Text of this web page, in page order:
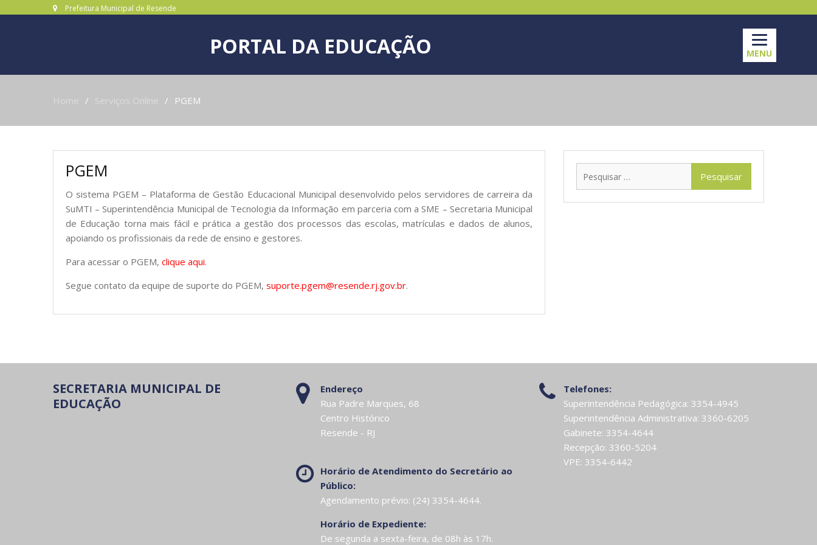
Prefeitura Municipal de Resende
PORTAL DA EDUCAÇÃO
Home Serviços Online PGEM
PGEM
O sistema PGEM – Plataforma de Gestão Educacional Municipal desenvolvido pelos servidores de carreira da
SuMTI – Superintendência Municipal de Tecnologia da Informação em parceria com a SME – Secretaria Municipal
de Educação torna mais fácil e prática a gestão dos processos das escolas, matrículas e dados de alunos,
apoiando os profissionais da rede de ensino e gestores.
Para acessar o PGEM, clique aqui.
Segue contato da equipe de suporte do PGEM, suporte.pgem@resende.rj.gov.br.
SECRETARIA MUNICIPAL DE
EDUCAÇÃO
Endereço
Rua Padre Marques, 68
Centro Histórico
Resende - RJ
Horário de Atendimento do Secretário ao
Público:
Agendamento prévio: (24) 3354-4644.
Horário de Expediente:
De segunda a sexta-feira, de 08h às 17h.
Telefones:
Superintendência Pedagógica: 3354-4945
Superintendência Administrativa: 3360-6205
Gabinete: 3354-4644
Recepção: 3360-5204
VPE: 3354-6442
MENU